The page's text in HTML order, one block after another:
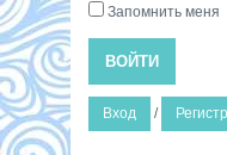
Запомнить меня
ВОЙТИ
Вход /